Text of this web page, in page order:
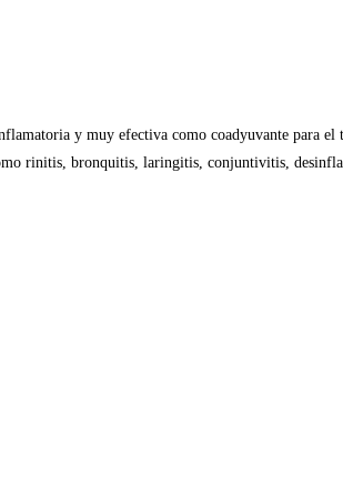
y muy efectiva como coadyuvante para
rinitis, bronquitis, laringitis, conjuntivitis,